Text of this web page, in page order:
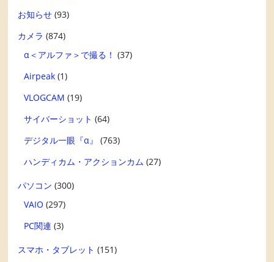
お知らせ (93)
カメラ (874)
α＜アルファ＞で撮る！ (37)
Airpeak (1)
VLOGCAM (19)
サイバーショット (64)
デジタル一眼『α』
(763)
ハンディカム・アクションカム (27)
パソコン (300)
VAIO (297)
PC関連 (3)
スマホ・タブレット (151)